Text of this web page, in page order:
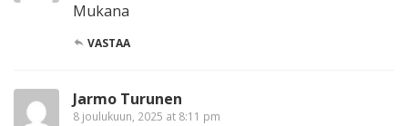
Mukana
VASTAA
Jarmo Turunen
8 joulukuun, 2025 at 8:11 pm